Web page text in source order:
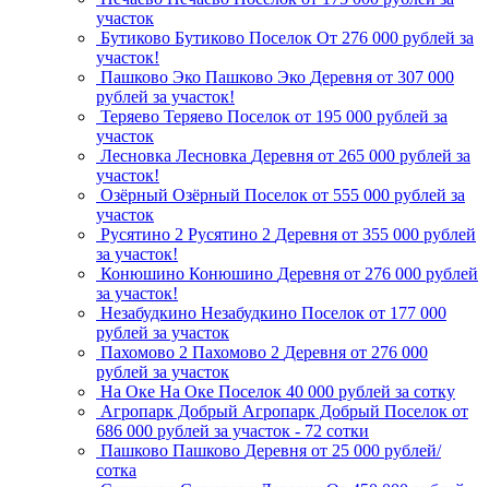
участок
Бутиково Бутиково Поселок От 276 000 рублей за
участок!
Пашково Эко Пашково Эко Деревня от 307 000
рублей за участок!
Теряево Теряево Поселок от 195 000 рублей за
участок
Лесновка Лесновка Деревня от 265 000 рублей за
участок!
Озёрный Озёрный Поселок от 555 000 рублей за
участок
Русятино 2 Русятино 2 Деревня от 355 000 рублей
за участок!
Конюшино Конюшино Деревня от 276 000 рублей
за участок!
Незабудкино Незабудкино Поселок от 177 000
рублей за участок
Пахомово 2 Пахомово 2 Деревня от 276 000
рублей за участок
На Оке На Оке Поселок 40 000 рублей за сотку
Агропарк Добрый Агропарк Добрый Поселок от
686 000 рублей за участок - 72 сотки
Пашково Пашково Деревня от 25 000 рублей/
сотка